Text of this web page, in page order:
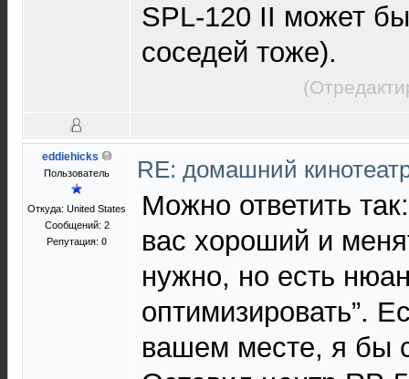
SPL-120 II может
соседей тоже).
eddiehicks
Пользователь
Откуда: United States
Сообщений: 2
Репутация: 0
RE: домашний
Можно ответить
вас хороший и
нужно, но есть
оптимизировать”.
вашем месте, я бы